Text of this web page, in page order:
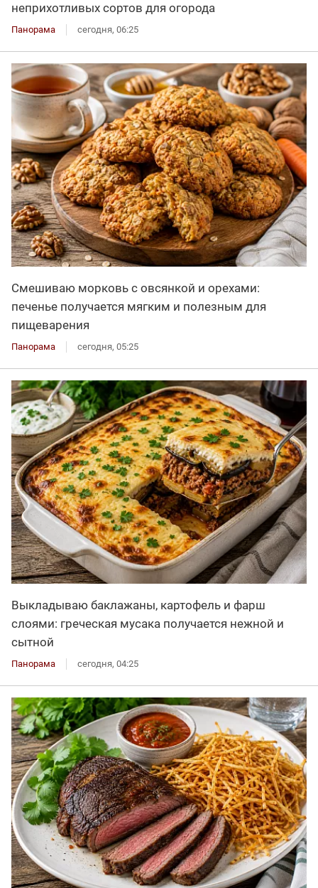
неприхотливых сортов для огорода
Панорама сегодня, 06:25
Смешиваю морковь с овсянкой и орехами:
печенье получается мягким и полезным для
пищеварения
Панорама сегодня, 05:25
Выкладываю баклажаны, картофель и фарш
слоями: греческая мусака получается нежной и
сытной
Панорама сегодня, 04:25